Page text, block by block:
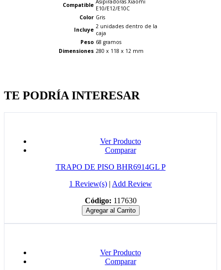
Compatible Asipiradoras Xiaomi
E10/E12/E10C
Color Gris
Incluye 2 unidades dentro de la
caja
Peso 68 gramos
Dimensiones 280 x 118 x 12 mm
TE PODRÍA INTERESAR
Ver Producto
Comparar
TRAPO DE PISO BHR6914GL P
1 Review(s) | Add Review
Código: 117630
Agregar al Carrito
Ver Producto
Comparar